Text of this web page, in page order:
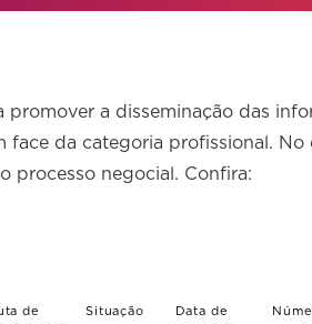
promover a disseminação das
face da categoria profissional. No
processo negocial. Confira:
de
Situação
Data de